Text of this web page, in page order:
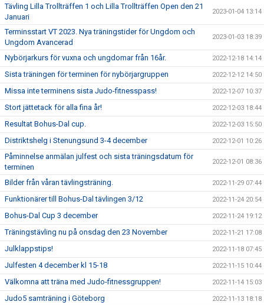
Tävling Lilla Trollträffen 1 och Lilla Trollträffen Open den 21
Januari
2023-01-04 13:14
Terminsstart VT 2023. Nya träningstider för Ungdom och
Ungdom Avancerad
2023-01-03 18:39
Nybörjarkurs för vuxna och ungdomar från 16år. 2022-12-18 14:14
Sista träningen för terminen för nybörjargruppen 2022-12-12 14:50
Missa inte terminens sista Judo-fitnesspass! 2022-12-07 10:37
Stort jättetack för alla fina år! 2022-12-03 18:44
Resultat Bohus-Dal cup. 2022-12-03 15:50
Distriktshelg i Stenungsund 3-4 december 2022-12-01 10:26
Påminnelse anmälan julfest och sista träningsdatum för
terminen
2022-12-01 08:36
Bilder från våran tävlingsträning. 2022-11-29 07:44
Funktionärer till Bohus-Dal tävlingen 3/12 2022-11-24 20:54
Bohus-Dal Cup 3 december 2022-11-24 19:12
Träningstävling nu på onsdag den 23 November 2022-11-21 17:08
Julklappstips! 2022-11-18 07:45
Julfesten 4 december kl 15-18 2022-11-15 10:44
Välkomna att träna med Judo-fitnessgruppen! 2022-11-14 15:03
Judo5 samträning i Göteborg 2022-11-13 18:18